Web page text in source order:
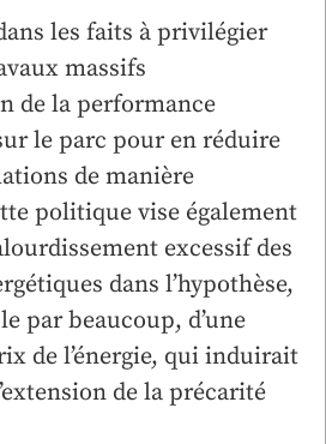
les faits à privilégier
massifs
de la performance
le parc pour en réduire
de manière
politique vise également
excessif des
dans l’hypothèse,
par beaucoup, d’une
de l’énergie, qui induirait
de la précarité